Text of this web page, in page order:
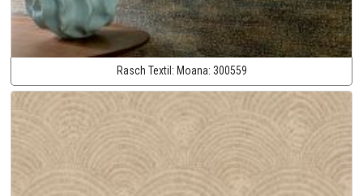
Rasch Textil: Moana: 300559